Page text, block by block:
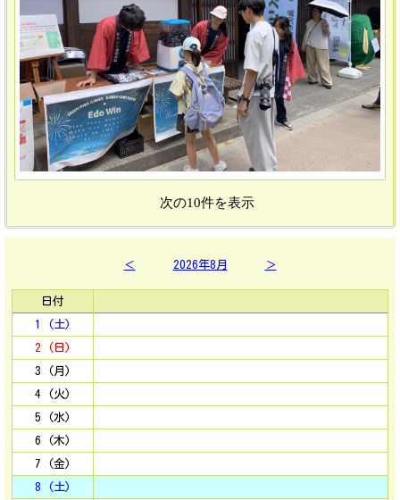
次の10件を表示
＜ 2026年8月 ＞
日付
1 (土)
2 (日)
3 (月)
4 (火)
5 (水)
6 (木)
7 (金)
8 (土)